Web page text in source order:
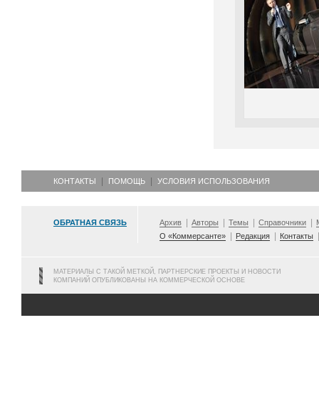
КОНТАКТЫ ПОМОЩЬ УСЛОВИЯ ИСПОЛЬЗОВАНИЯ
ОБРАТНАЯ СВЯЗЬ Архив Авторы Темы Справочники
О «Коммерсанте»
Редакция Контакты
МАТЕРИАЛЫ С ТАКОЙ МЕТКОЙ, ПАРТНЕРСКИЕ ПРОЕКТЫ И НОВОСТИ
КОМПАНИЙ ОПУБЛИКОВАНЫ НА КОММЕРЧЕСКОЙ ОСНОВЕ